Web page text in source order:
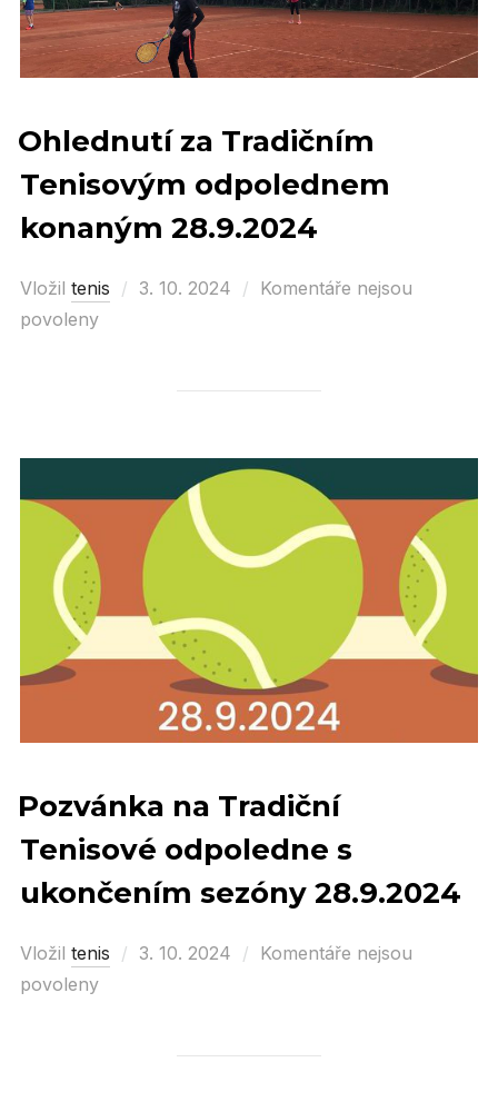
Ohlednutí za Tradičním
Tenisovým odpolednem
konaným 28.9.2024
Vložil tenis
Posted
3. 10. 2024
Komentáře nejsou
povoleny
Pozvánka na Tradiční
Tenisové odpoledne s
ukončením sezóny 28.9.2024
Vložil tenis
Posted
3. 10. 2024
Komentáře nejsou
povoleny